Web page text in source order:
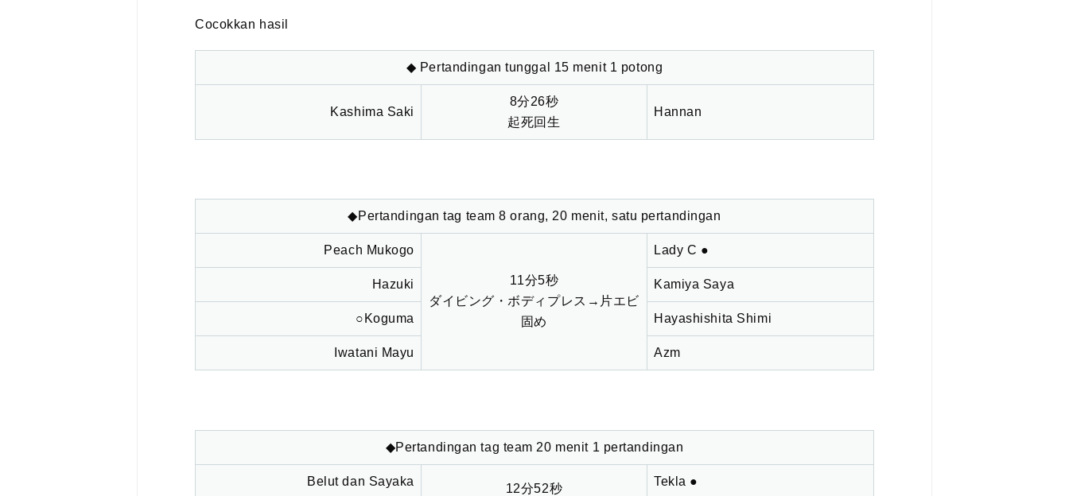
Cocokkan hasil
◆ Pertandingan tunggal 15 menit 1 potong
Kashima Saki
8分26秒
起死回生
Hannan
◆Pertandingan tag team 8 orang, 20 menit, satu pertandingan
Peach Mukogo
11分5秒
ダイビング・ボディプレス→片エビ
固め
Lady C ●
Hazuki Kamiya Saya
○Koguma Hayashishita Shimi
Iwatani Mayu Azm
◆Pertandingan tag team 20 menit 1 pertandingan
Belut dan Sayaka
12分52秒
Tekla ●